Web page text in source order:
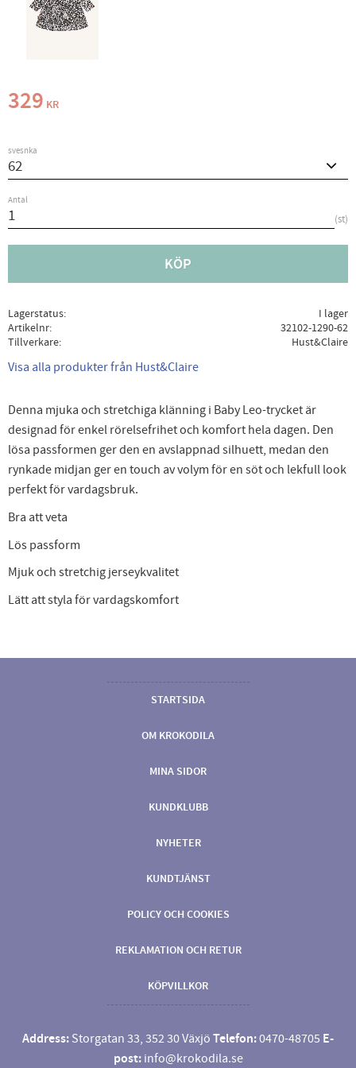
329 KR
svesnka
Antal
st
KÖP
Lagerstatus
I lager
Artikelnr
32102-1290-62
Tillverkare
Hust&Claire
Visa alla produkter från Hust&Claire
Denna mjuka och stretchiga klänning i Baby Leo-trycket är
designad för enkel rörelsefrihet och komfort hela dagen. Den
lösa passformen ger den en avslappnad silhuett, medan den
rynkade midjan ger en touch av volym för en söt och lekfull look
perfekt för vardagsbruk.
Bra att veta
Lös passform
Mjuk och stretchig jerseykvalitet
Lätt att styla för vardagskomfort
STARTSIDA
OM KROKODILA
MINA SIDOR
KUNDKLUBB
NYHETER
KUNDTJÄNST
POLICY OCH COOKIES
REKLAMATION OCH RETUR
KÖPVILLKOR
Address: Storgatan 33, 352 30 Växjö Telefon:0470-48705 E-
post: info@krokodila.se